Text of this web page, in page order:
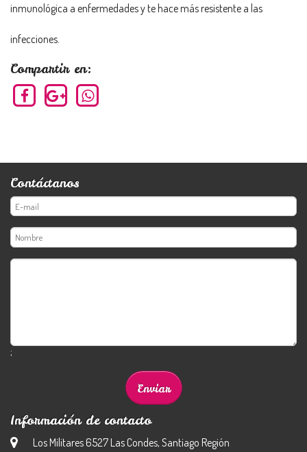
inmunológica a enfermedades y te hace más resistente a las
infecciones.
Compartir en:
Contáctanos
;
Información de contacto
Los Militares 6527 Las Condes, Santiago Región